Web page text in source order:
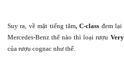
Suy ra, về mặt tiếng tăm, C-class đem lại
Mercedes-Benz thể nào thì loại rượu
của rượu cognac như thế.